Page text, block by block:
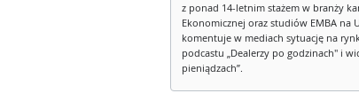
z ponad 14-letnim stażem w branży
Ekonomicznej oraz studiów EMBA na
komentuje w mediach sytuację na
podcastu „Dealerzy po godzinach" i
pieniądzach”.